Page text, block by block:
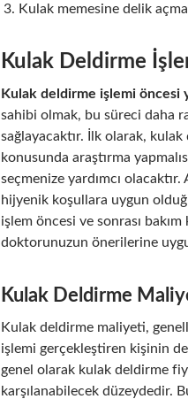
Kulak memesine delik
Kulak Deldirme
Kulak deldirme işlemi öncesi
sahibi olmak, bu süreci daha
sağlayacaktır. İlk olarak,
konusunda araştırma
seçmenize yardımcı olacaktır.
hijyenik koşullara uygun
işlem öncesi ve sonrası
doktorunuzun önerilerine
Kulak Deldirme
Kulak deldirme maliyeti,
işlemi gerçekleştiren kişinin
genel olarak kulak deldirme
karşılanabilecek düzeydedir.